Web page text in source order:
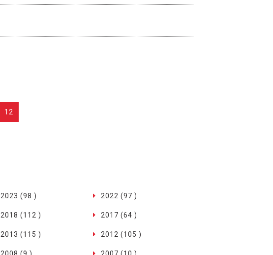
12
2023 (98 ) 2022 (97 )
2018 (112 ) 2017 (64 )
2013 (115 ) 2012 (105 )